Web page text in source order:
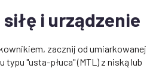
i urządzenie
zacznij od umiarkowanej
"usta-płuca" (MTL) z niską lub